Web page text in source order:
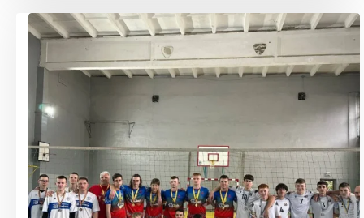
гуртка
«Code
and
Communicate»:
як
CV
та
Cover
для
ІТ-
фахівців